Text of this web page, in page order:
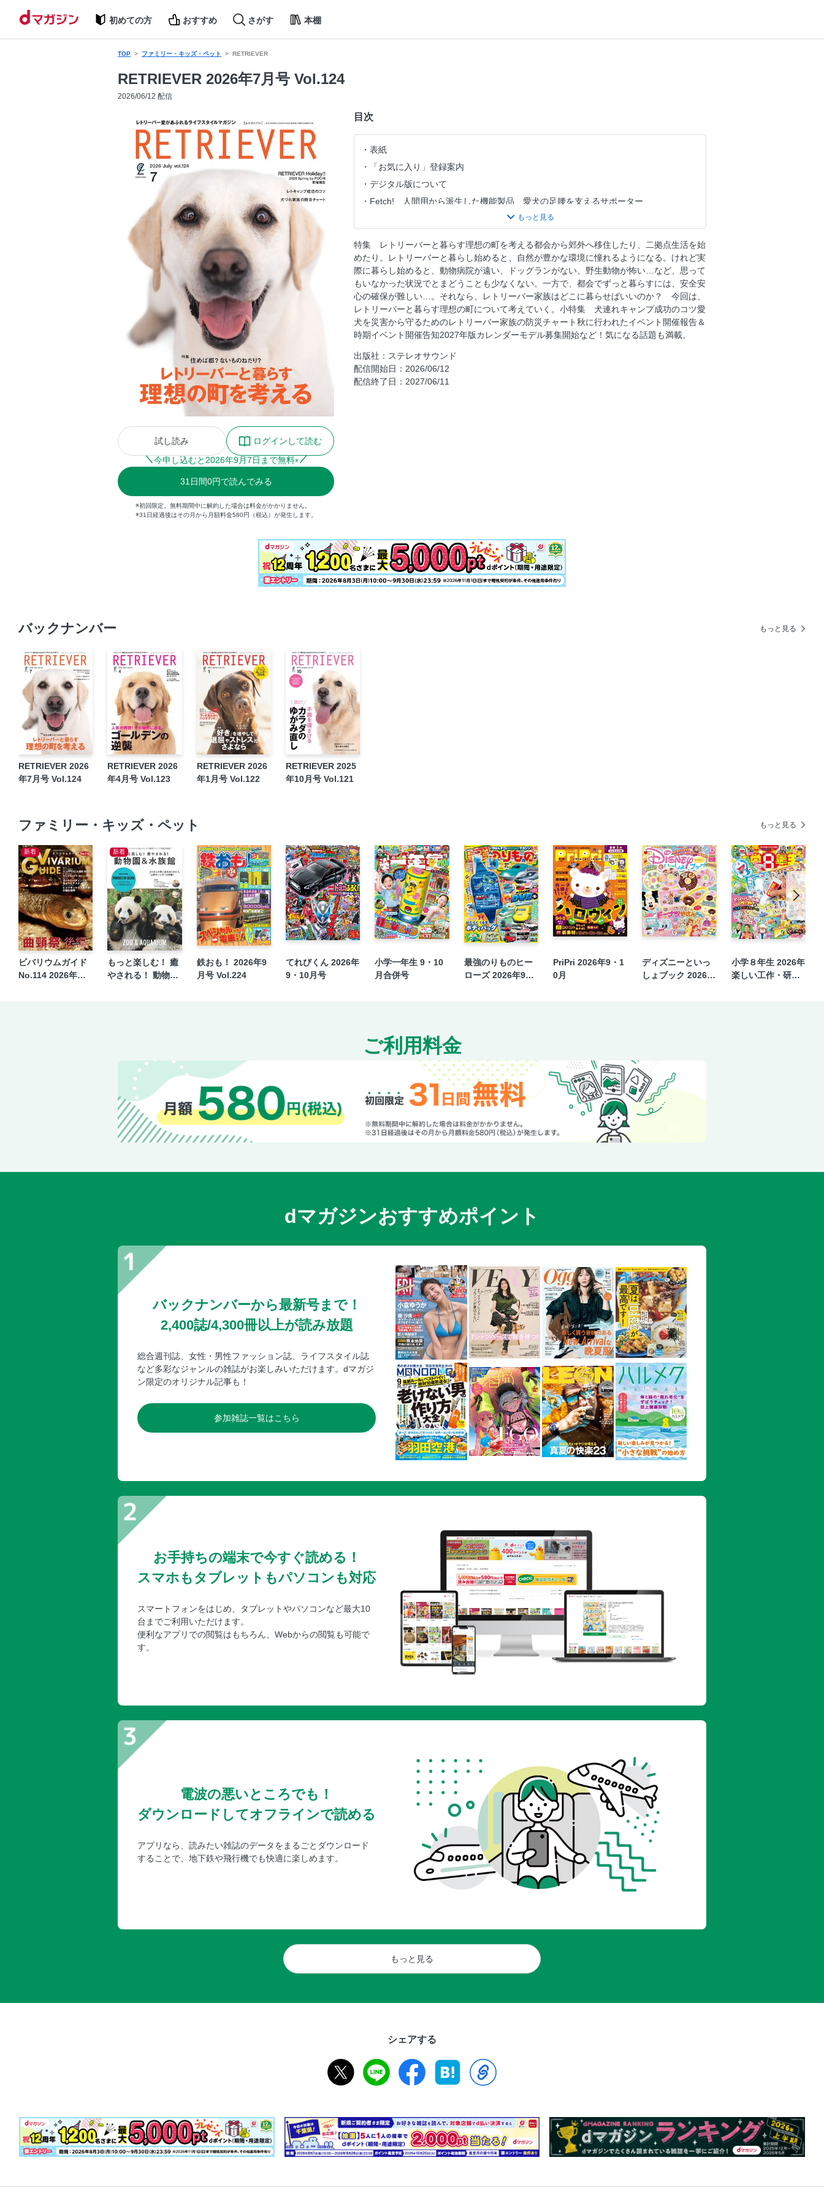
初めての方 おすすめ さがす 本棚
TOP ファミリー・キッズ・ペット RETRIEVER
RETRIEVER 2026年7月号 Vol.124
2026/06/12 配信
試し読み
ログインして読む
今申し込むと 2026年9月7日まで無料※
31 日間0円で読んでみる
※初回限定。無料期間中に解約した場合は料金がかかりません。
※31日経過後はその月から月額料金580円（税込）が発生します。
目次
表紙
「お気に入り」登録案内
デジタル版について
Fetch! 人間用から派生した機能製品 愛犬の足腰を支えるサポーター
Fetch! 出かけなくてもPCやスマホでできるオンライン相談・診療
目次
【特集】住めば都？ ないものねだり？ レトリーバーと暮らす理想の町を考える
愛犬との暮らしで見つけた、この町の魅力「レトリーバー家族の我が町自慢」
みんなの“いい町ポイント”ここにあり!?「レトリーバー家族の我が町自慢from
Readers」
データで見るレトと暮らす町
各地に広がる多彩な取り組みを紹介！ 犬との暮らしやすい町のつくり方10
レトと私のないものねだり座談会
「第16回インターペット東京」で見つけたレトリーバーのシニアライフに向くきにな
愛犬と家族を災害から守るためのチェックリスト50
フローチャートで確認「同行避難ってどうするの？」
基本対策に加えて臨機応変に自己判断も
特集 レトリーバーと暮らす理想の町を考える都会から郊外へ移住したり、二拠点生活を始
めたり。レトリーバーと暮らし始めると、自然が豊かな環境に憧れるようになる。けれど実
際に暮らし始めると、動物病院が遠い、ドッグランがない、野生動物が怖い…など、思って
もいなかった状況でとまどうことも少なくない。一方で、都会でずっと暮らすには、安全安
心の確保が難しい…。それなら、レトリーバー家族はどこに暮らせばいいのか？ 今回は、
レトリーバーと暮らす理想の町について考えていく。小特集 犬連れキャンプ成功のコツ愛
犬を災害から守るためのレトリーバー家族の防災チャート秋に行われたイベント開催報告＆
時期イベント開催告知2027年版カレンダーモデル募集開始など！気になる話題も満載。
出版社：ステレオサウンド
配信開始日：2026/06/12
配信終了日：2027/06/11
バックナンバー もっと見る
RETRIEVER 2026
年7月号 Vol.124
RETRIEVER 2026
年4月号 Vol.123
RETRIEVER 2026
年1月号 Vol.122
RETRIEVER 2025
年10月号 Vol.121
ファミリー・キッズ・ペット もっと見る
新着
ビバリウムガイド
No.114 2026年秋
新着
もっと楽しむ！ 癒
やされる！ 動物園
鉄おも！ 2026年9
月号 Vol.224
てれびくん 2026年
9・10月号
小学一年生 9・10
月合併号
最強のりものヒー
ローズ 2026年9月
PriPri 2026年9・1
0月
ディズニーといっ
しょブック 2026年
小学８年生 2026年
楽しい工作・研究
ご利用料金
dマガジンおすすめポイント
バックナンバーから最新号まで！
2,400誌/4,300冊以上が読み放題
総合週刊誌、女性・男性ファッション誌、ライフスタイル誌
など多彩なジャンルの雑誌がお楽しみいただけます。dマガジ
ン限定のオリジナル記事も！
参加雑誌一覧はこちら
お手持ちの端末で今すぐ読める！
スマホもタブレットもパソコンも対応
スマートフォンをはじめ、タブレットやパソコンなど最大10
台までご利用いただけます。
便利なアプリでの閲覧はもちろん、Webからの閲覧も可能で
す。
電波の悪いところでも！
ダウンロードしてオフラインで読める
アプリなら、読みたい雑誌のデータをまるごとダウンロード
することで、地下鉄や飛行機でも快適に楽しめます。
もっと見る
シェアする